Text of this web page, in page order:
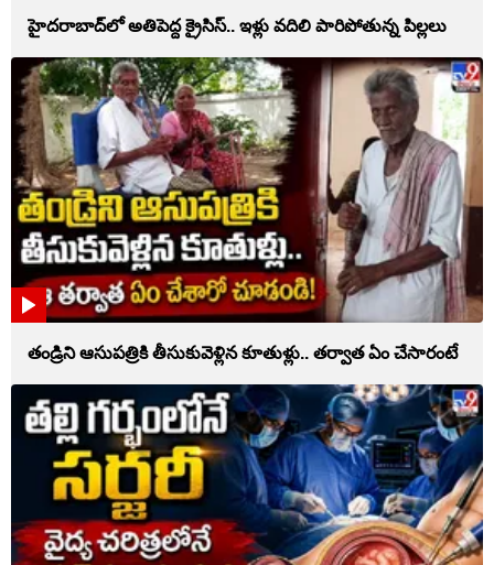
హైదరాబాద్‌లో అతిపెద్ద క్రైసిస్.. ఇళ్లు వదిలి పారిపోతున్న పిల్లలు
తండ్రిని ఆసుపత్రికి తీసుకువెళ్లిన కూతుళ్లు.. తర్వాత ఏం చేసారంటే